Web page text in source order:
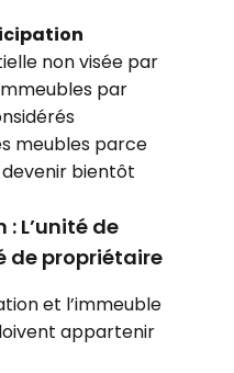
non visée par
par
meubles parce
devenir bientôt
L’unité de
de propriétaire
et l’immeuble
appartenir